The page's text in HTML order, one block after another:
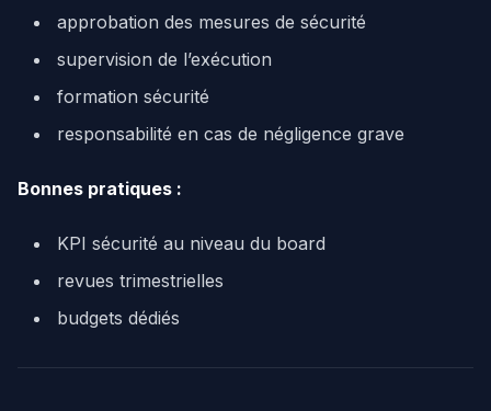
approbation des mesures de sécurité
supervision de l’exécution
formation sécurité
responsabilité en cas de négligence grave
Bonnes pratiques :
KPI sécurité au niveau du board
revues trimestrielles
budgets dédiés